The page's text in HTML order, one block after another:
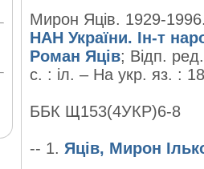
Мирон Яців. 1929-
НАН України. Ін-т
Роман Яців; Відп.
с. : іл. – На укр. яз. :
ББК Щ153(4УКР)6-8
-- 1. Яців, Мирон